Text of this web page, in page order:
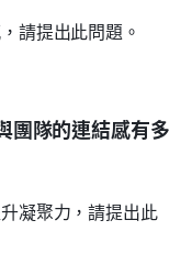
請提出此問題。
團隊的連結感有多
凝聚力，請提出此